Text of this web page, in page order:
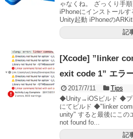
ゃなくね。 ざっくり手
iPhoneにインストール
Unity起動 iPhoneの
記
[Xcode] ”linker
exit code 1” エラ
2017/7/11
Tips
◆Unity→iOSビルド ◆プ
にてビルド ◆"linker
unity" すると最後にこの
not found fo...
記